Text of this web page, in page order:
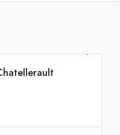
INVESTISSEMENT